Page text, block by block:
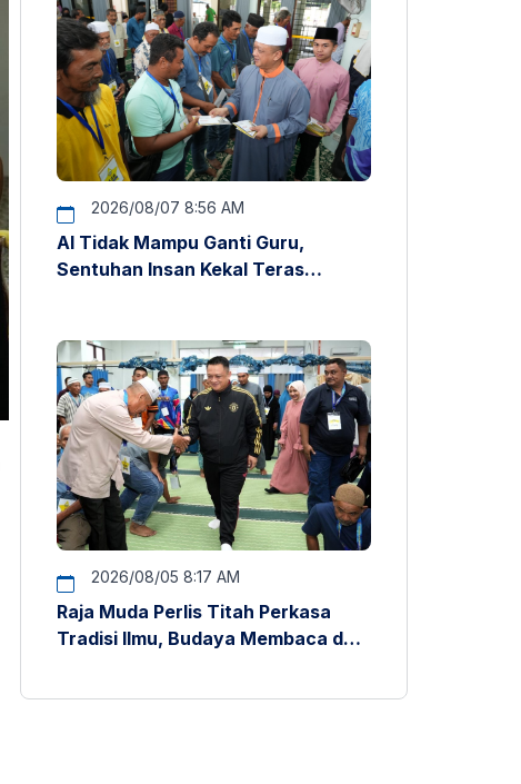
2026/08/07 8:56 AM
AI Tidak Mampu Ganti Guru,
Sentuhan Insan Kekal Teras
2026/08/05 8:17 AM
Raja Muda Perlis Titah Perkasa
Tradisi Ilmu, Budaya Membaca dan